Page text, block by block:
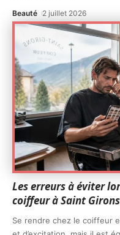
Beauté 2 juillet 2026
Les erreurs à éviter
coiffeur à Saint Girons
Se rendre chez le coiffeur